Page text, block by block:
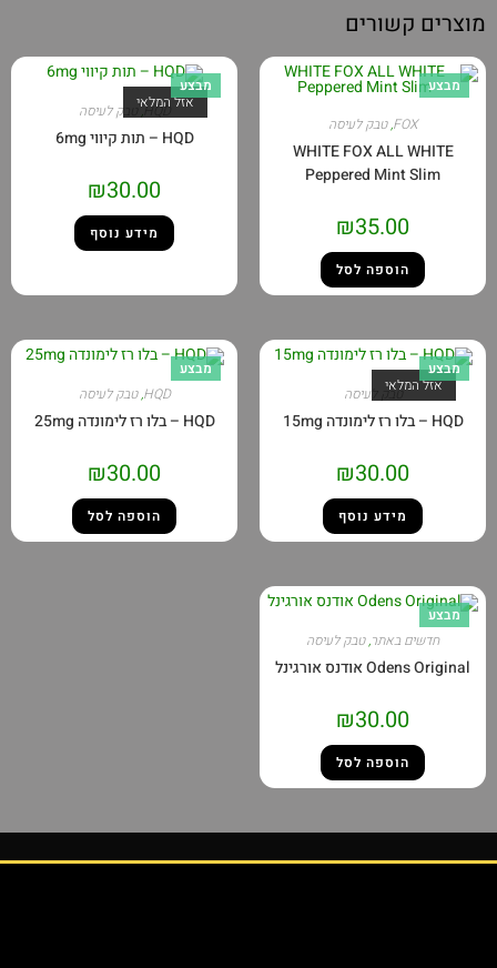
מוצרים קשורים
מבצע
FOX
,טבק לעיסה
WHITE FOX ALL WHITE
Peppered Mint Slim
₪35.00
הוספה לסל
אזל המלאי
מבצע
HQD
, טבק לעיסה
HQD – תות קיווי 6mg
₪30.00
מידע נוסף
אזל המלאי
מבצע
טבק לעיסה
HQD – בלו רז לימונדה 15mg
₪30.00
מידע נוסף
מבצע
HQD
,טבק לעיסה
HQD – בלו רז לימונדה 25mg
₪30.00
הוספה לסל
מבצע
חדשים באתר,טבק לעיסה
Odens Original אודנס אורגינל
₪30.00
הוספה לסל